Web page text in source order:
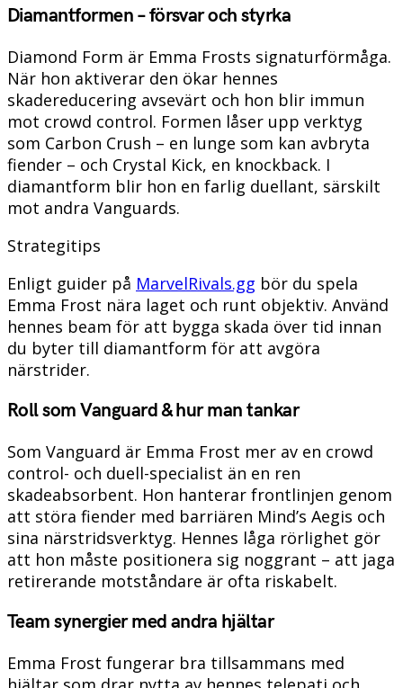
Diamantformen – försvar och styrka
Diamond Form är Emma Frosts signaturförmåga.
När hon aktiverar den ökar hennes
skadereducering avsevärt och hon blir immun
mot crowd control. Formen låser upp verktyg
som Carbon Crush – en lunge som kan avbryta
fiender – och Crystal Kick, en knockback. I
diamantform blir hon en farlig duellant, särskilt
mot andra Vanguards.
Strategitips
Enligt guider på MarvelRivals.gg bör du spela
Emma Frost nära laget och runt objektiv. Använd
hennes beam för att bygga skada över tid innan
du byter till diamantform för att avgöra
närstrider.
Roll som Vanguard & hur man tankar
Som Vanguard är Emma Frost mer av en crowd
control- och duell-specialist än en ren
skadeabsorbent. Hon hanterar frontlinjen genom
att störa fiender med barriären Mind’s Aegis och
sina närstridsverktyg. Hennes låga rörlighet gör
att hon måste positionera sig noggrant – att jaga
retirerande motståndare är ofta riskabelt.
Team synergier med andra hjältar
Emma Frost fungerar bra tillsammans med